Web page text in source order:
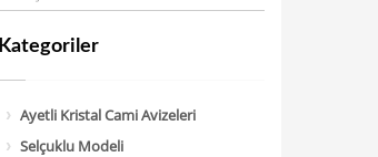
Kategoriler
Ayetli Kristal Cami Avizeleri
Selçuklu Modeli